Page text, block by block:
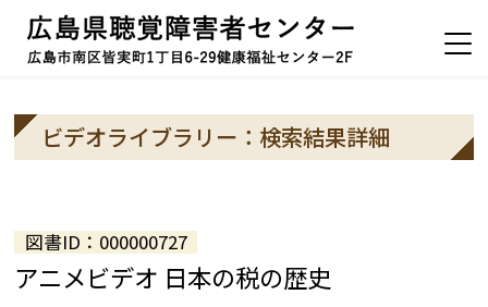
ビデオライブラリー：検索結果詳細
図書ID：000000727
アニメビデオ 日本の税の歴史